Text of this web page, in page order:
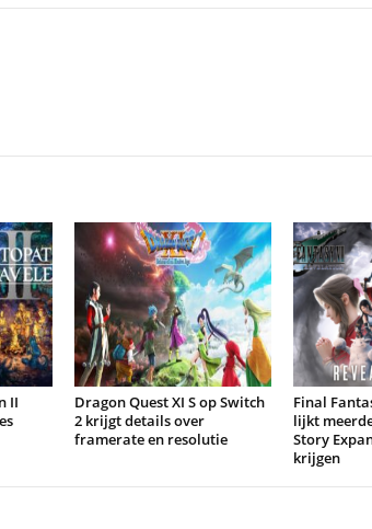
II
Dragon Quest XI S op Switch
2 krijgt details over
framerate en resolutie
Final
lijkt
Story
krijgen